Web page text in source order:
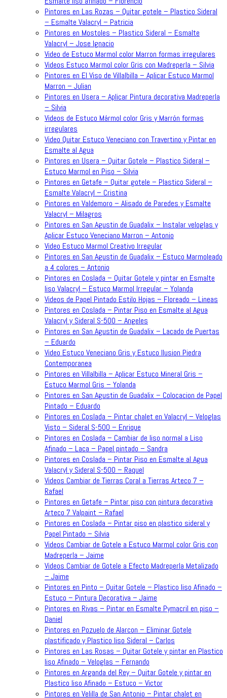
Pintores en Las Rozas – Quitar gotele – Plastico Sideral
– Esmalte Valacryl – Patricia
Pintores en Mostoles – Plastico Sideral – Esmalte
Valacryl – Jose Ignacio
Video de Estuco Marmol color Marron formas irregulares
Videos Estuco Marmol color Gris con Madreperla – Silvia
Pintores en El Viso de Villalbilla – Aplicar Estuco Marmol
Marron – Julian
Pintores en Usera – Aplicar Pintura decorativa Madreperla
– Silvia
Videos de Estuco Mármol color Gris y Marrón formas
irregulares
Video Quitar Estuco Veneciano con Travertino y Pintar en
Esmalte al Agua
Pintores en Usera – Quitar Gotele – Plastico Sideral –
Estuco Marmol en Piso – Silvia
Pintores en Getafe – Quitar gotele – Plastico Sideral –
Esmalte Valacryl – Cristina
Pintores en Valdemoro – Alisado de Paredes y Esmalte
Valacryl – Milagros
Pintores en San Agustin de Guadalix – Instalar veloglas y
Aplicar Estuco Veneciano Marron – Antonio
Video Estuco Marmol Creativo Irregular
Pintores en San Agustin de Guadalix – Estuco Marmoleado
a 4 colores – Antonio
Pintores en Coslada – Quitar Gotele y pintar en Esmalte
liso Valacryl – Estuco Marmol Irregular – Yolanda
Videos de Papel Pintado Estilo Hojas – Floreado – Lineas
Pintores en Coslada – Pintar Piso en Esmalte al Agua
Valacryl y Sideral S-500 – Angeles
Pintores en San Agustin de Guadalix – Lacado de Puertas
– Eduardo
Video Estuco Veneciano Gris y Estuco Ilusion Piedra
Contemporanea
Pintores en Villalbilla – Aplicar Estuco Mineral Gris –
Estuco Marmol Gris – Yolanda
Pintores en San Agustin de Guadalix – Colocacion de Papel
Pintado – Eduardo
Pintores en Coslada – Pintar chalet en Valacryl – Veloglas
Visto – Sideral S-500 – Enrique
Pintores en Coslada – Cambiar de liso normal a Liso
Afinado – Laca – Papel pintado – Sandra
Pintores en Coslada – Pintar Piso en Esmalte al Agua
Valacryl y Sideral S-500 – Raquel
Videos Cambiar de Tierras Coral a Tierras Arteco 7 –
Rafael
Pintores en Getafe – Pintar piso con pintura decorativa
Arteco 7 Valpaint – Rafael
Pintores en Coslada – Pintar piso en plastico sideral y
Papel Pintado – Silvia
Videos Cambiar de Gotele a Estuco Marmol color Gris con
Madreperla – Jaime
Videos Cambiar de Gotele a Efecto Madreperla Metalizado
– Jaime
Pintores en Pinto – Quitar Gotele – Plastico liso Afinado –
Estuco – Pintura Decorativa – Jaime
Pintores en Rivas – Pintar en Esmalte Pymacril en piso –
Daniel
Pintores en Pozuelo de Alarcon – Eliminar Gotele
plastificado y Plastico liso Sideral – Carlos
Pintores en Las Rosas – Quitar Gotele y pintar en Plastico
liso Afinado – Veloglas – Fernando
Pintores en Arganda del Rey – Quitar Gotele y pintar en
Plastico liso Afinado – Estuco – Victor
Pintores en Velilla de San Antonio – Pintar chalet en